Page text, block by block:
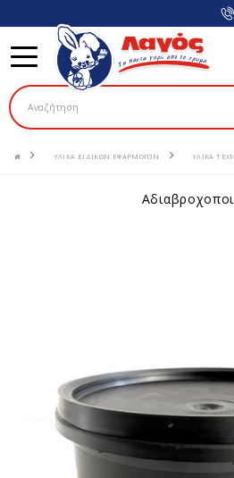
ΥΛΙΚΑ ΕΙΔΙΚΩΝ ΕΦΑΡΜΟΓΩΝ ΥΛΙΚΑ